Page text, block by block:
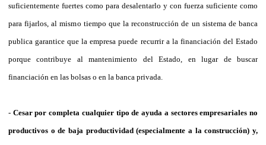
suficientemente fuertes como para desalentarlo y con fuerza suficiente como
para fijarlos, al mismo tiempo que la reconstrucción de un sistema de banca
publica garantice que la empresa puede recurrir a la financiación del Estado
porque contribuye al mantenimiento del Estado, en lugar de buscar
financiación en las bolsas o en la banca privada.
- Cesar por completa cualquier tipo de ayuda a sectores empresariales no
productivos o de baja productividad (especialmente a la construcción) y,